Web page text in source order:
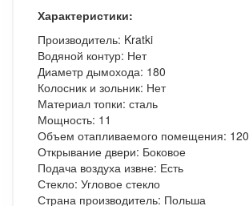
Характеристики:
Производитель: Kratki
Водяной контур: Нет
Диаметр дымохода: 180
Колосник и зольник: Нет
Материал топки: сталь
Мощность: 11
Объем отапливаемого помещения: 120
Открывание двери: Боковое
Подача воздуха извне: Есть
Стекло: Угловое стекло
Страна производитель: Польша